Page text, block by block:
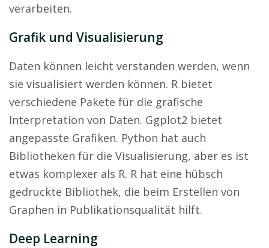
verarbeiten.
Grafik und Visualisierung
Daten können leicht verstanden werden, wenn
sie visualisiert werden können. R bietet
verschiedene Pakete für die grafische
Interpretation von Daten. Ggplot2 bietet
angepasste Grafiken. Python hat auch
Bibliotheken für die Visualisierung, aber es ist
etwas komplexer als R. R hat eine hübsch
gedruckte Bibliothek, die beim Erstellen von
Graphen in Publikationsqualität hilft.
Deep Learning